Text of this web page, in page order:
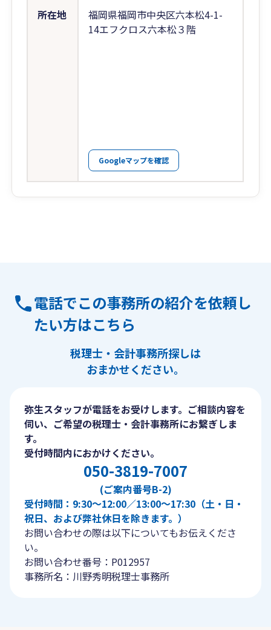
所在地
福岡県福岡市中央区六本松4-1-
14エフクロス六本松３階
Googleマップを確認
電話でこの事務所の紹介を依頼し
たい方はこちら
税理士・会計事務所探しは
おまかせください。
弥生スタッフが電話をお受けします。ご相談内容を
伺い、ご希望の税理士・会計事務所にお繋ぎしま
す。
受付時間内におかけください。
050-3819-7007
(ご案内番号B-2)
受付時間：9:30〜12:00／13:00〜17:30（土・日・
祝日、および弊社休日を除きます。）
お問い合わせの際は以下についてもお伝えくださ
い。
お問い合わせ番号：P012957
事務所名：川野秀明税理士事務所